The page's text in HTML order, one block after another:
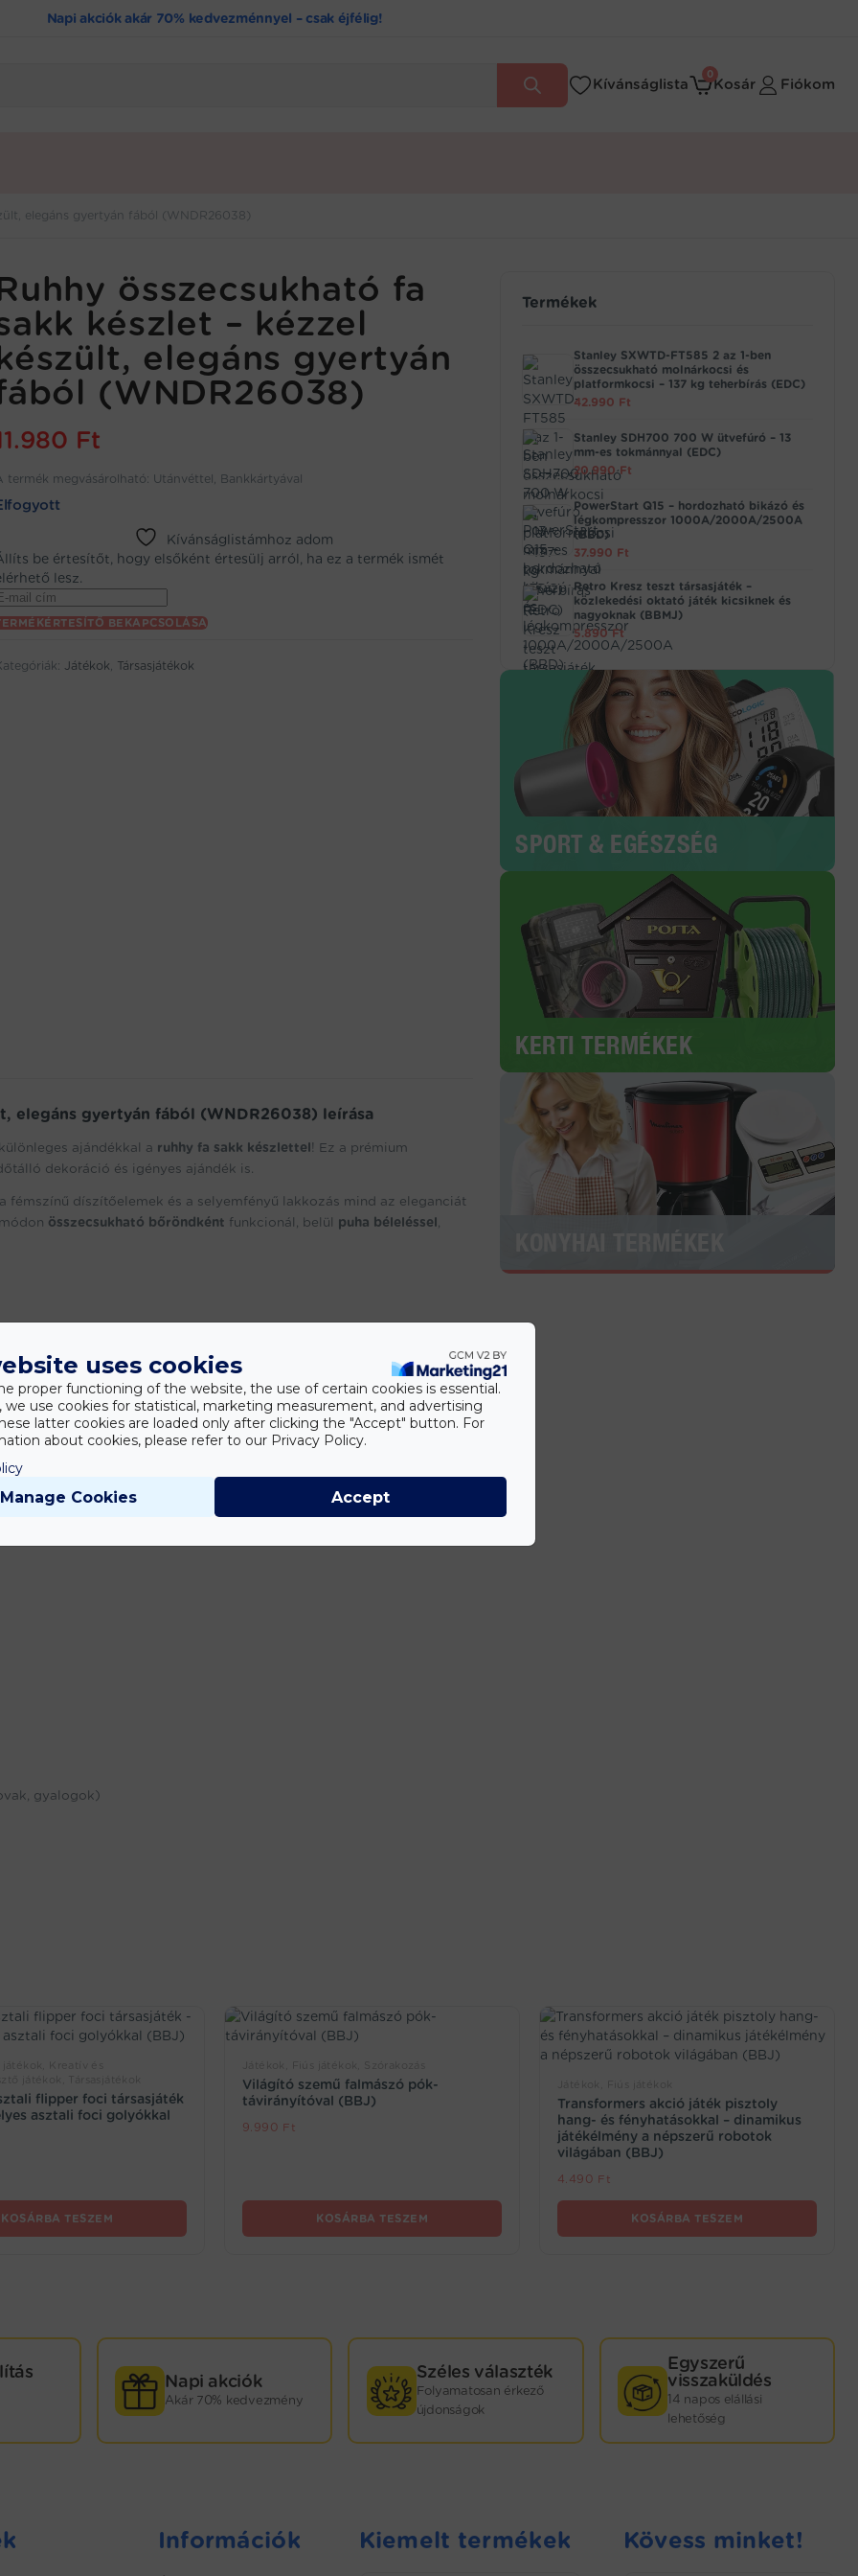
Napi akciók akár 70% kedvezménnyel – csak éjfélig!
Kívánságlista
0
Kosár Fiókom
elegáns gyertyán fából (WNDR26038)
összecsukható fa
készlet – kézzel
elegáns gyertyán
(WNDR26038)
Ft
termék megvásárolható: Utánvéttel, Bankkártyával
Kívánságlistámhoz adom
be értesítőt, hogy elsőként értesülj arról, ha ez a termék ismét
lesz.
BEKAPCSOLÁSA
Játékok, Társasjátékok
elegáns gyertyán fából (WNDR26038) leírása
ajándékkal a ruhhy fa sakk készlettel! Ez a prémium
dekoráció és igényes ajándék is.
fémszínű díszítőelemek és a selyemfényű lakkozás mind az eleganciát
összecsukható bőröndként funkcionál, belül puha béleléssel
gyalogok)
Termékek
Stanley SXWTD-FT585 2 az 1-ben
összecsukható molnárkocsi és
platformkocsi – 137 kg teherbírás (EDC)
42.990 Ft
Stanley SDH700 700 W ütvefúró – 13
mm-es tokmánnyal (EDC)
20.990Ft
PowerStart Q15 – hordozható bikázó és
légkompresszor 1000A/2000A/2500A
(BBD)
37.990 Ft
Retro Kresz teszt társasjáték –
közlekedési oktató játék kicsiknek és
nagyoknak (BBMJ)
5.890Ft
SPORT & EGÉSZSÉG
KERTI TERMÉKEK
flipper foci társasjáték
asztali foci golyókkal
KOSÁRBA TESZEM
Világító szemű falmászó pók-
távirányítóval (BBJ)
9.990 Ft
KOSÁRBA TESZEM
Transformers akció játék pisztoly
hang- és fényhatásokkal – dinamikus
játékélmény a népszerű robotok
világában (BBJ)
4.490 Ft
KOSÁRBA TESZEM
Napi akciók
Akár 70% kedvezmény
Széles választék
Folyamatosan érkező
újdonságok
Egyszerű
visszaküldés
14 napos elállási
lehetőség
Információk Kiemelt termékek Kövess minket!
uses cookies
proper functioning of the website, the use of certain cookies is essential.
we use cookies for statistical, marketing measurement, and advertising
latter cookies are loaded only after clicking the "Accept" button. For
about cookies, please refer to our Privacy Policy.
Manage Cookies Accept